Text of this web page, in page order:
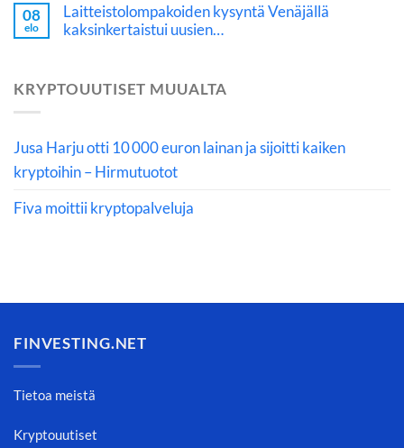
08
elo
Laitteistolompakoiden kysyntä Venäjällä
kaksinkertaistui uusien…
KRYPTOUUTISET MUUALTA
Jusa Harju otti 10 000 euron lainan ja sijoitti kaiken
kryptoihin – Hirmutuotot
Fiva moittii kryptopalveluja
FINVESTING.NET
Tietoa meistä
Kryptouutiset